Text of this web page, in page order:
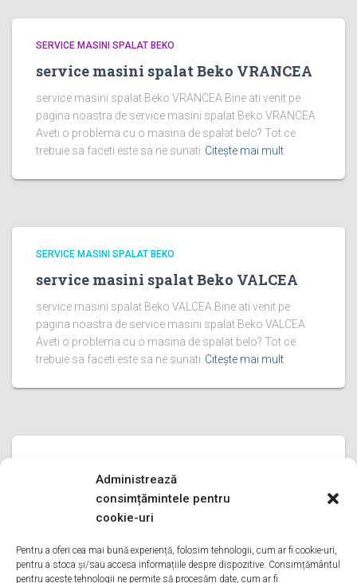
Administrează
consimțămintele pentru
cookie-uri
Pentru a oferi cea mai bună experiență, folosim tehnologii, cum ar fi cookie-uri,
pentru a stoca și/sau accesa informațiile despre dispozitive. Consimțământul
pentru aceste tehnologii ne permite să procesăm date, cum ar fi
SERVICE MASINI SPALAT BEKO
service masini spalat Beko VRANCEA
service masini spalat Beko VRANCEA Bine ati venit pe
pagina noastra de service masini spalat Beko VRANCEA
Aveti o problema cu o masina de spalat belo? Tot ce
trebuie sa faceti este sa ne sunati Citește mai mult
SERVICE MASINI SPALAT BEKO
service masini spalat Beko VALCEA
service masini spalat Beko VALCEA Bine ati venit pe
pagina noastra de service masini spalat Beko VALCEA
Aveti o problema cu o masina de spalat belo? Tot ce
trebuie sa faceti este sa ne sunati Citește mai mult
service masini spalat Beko PRAHOVA
service masini spalat Beko PRAHOVA Bine ati venit pe
Aveti o problema cu o masina de spalat belo? Tot ce
trebuie sa faceti este sa ne sunati Citește mai mult